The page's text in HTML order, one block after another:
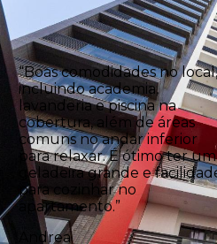
“Boas comodidades no local,
incluindo academia,
lavanderia e piscina na
cobertura, além de áreas
comuns no andar inferior
para relaxar. É ótimo ter
geladeira grande e
para cozinhar no
apartamento.”
Andrea